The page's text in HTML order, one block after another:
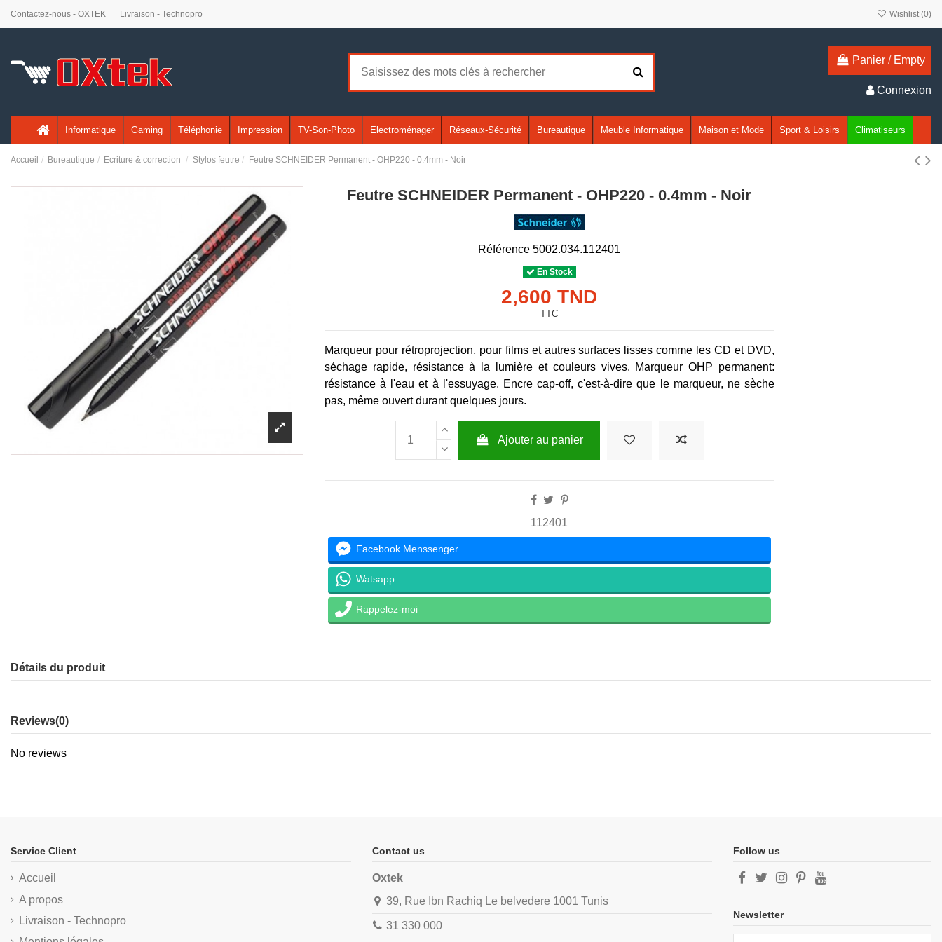
Contactez-nous - OXTEK Livraison - Technopro Wishlist (0)
Panier / Empty
Connexion
Informatique Gaming Téléphonie Impression TV-Son-Photo Electroménager Réseaux-Sécurité Bureautique Meuble Informatique Maison et Mode Sport & Loisirs Climatiseurs
Accueil Bureautique Ecriture & correction Stylos feutre Feutre SCHNEIDER Permanent - OHP220 - 0.4mm - Noir
Feutre SCHNEIDER Permanent - OHP220 - 0.4mm - Noir
Référence 5002.034.112401
En Stock
2,600 TND
TTC
Marqueur pour rétroprojection, pour films et autres surfaces lisses comme les CD et DVD,
séchage rapide, résistance à la lumière et couleurs vives. Marqueur OHP permanent:
résistance à l'eau et à l'essuyage. Encre cap-off, c'est-à-dire que le marqueur, ne sèche
pas, même ouvert durant quelques jours.
Ajouter au panier
112401
Facebook Menssenger
Watsapp
Rappelez-moi
Détails du produit
Reviews(0)
No reviews
Service Client
Accueil
A propos
Livraison - Technopro
Contact us
Oxtek
39, Rue Ibn Rachiq Le belvedere 1001 Tunis
31 330 000
Follow us
Newsletter